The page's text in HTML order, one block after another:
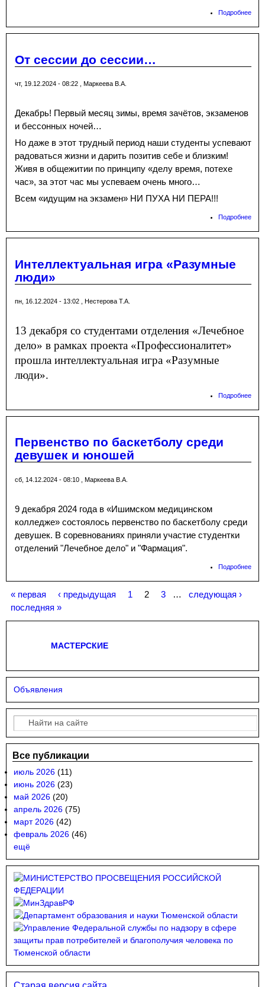
Подробнее
От сессии до сессии…
чт, 19.12.2024 - 08:22 Маркеева В.А.
Декабрь! Первый месяц зимы, время зачётов, экзаменов
и бессонных ночей…
Но даже в этот трудный период наши студенты успевают
радоваться жизни и дарить позитив себе и близким!
Живя в общежитии по принципу «делу время, потехе
час», за этот час мы успеваем очень много…
Всем «идущим на экзамен» НИ ПУХА НИ ПЕРА!!!
Подробнее
Интеллектуальная игра «Разумные
люди»
пн, 16.12.2024 - 13:02 Нестерова Т.А.
13 декабря со студентами отделения «Лечебное
дело» в рамках проекта «Профессионалитет»
прошла интеллектуальная игра «Разумные
люди».
Подробнее
Первенство по баскетболу среди
девушек и юношей
сб, 14.12.2024 - 08:10 Маркеева В.А.
9 декабря 2024 года в «Ишимском медицинском
колледже» состоялось первенство по баскетболу среди
девушек. В соревнованиях приняли участие студентки
отделений "Лечебное дело" и "Фармация".
Подробнее
Страницы
« первая ‹ предыдущая 1 2 3 …
следующая ›
последняя »
МАСТЕРСКИЕ
Объявления
Форма поиска
Поиск
Все публикации
июль 2026 (11)
июнь 2026 (23)
май 2026 (20)
апрель 2026 (75)
март 2026 (42)
февраль 2026 (46)
ещё